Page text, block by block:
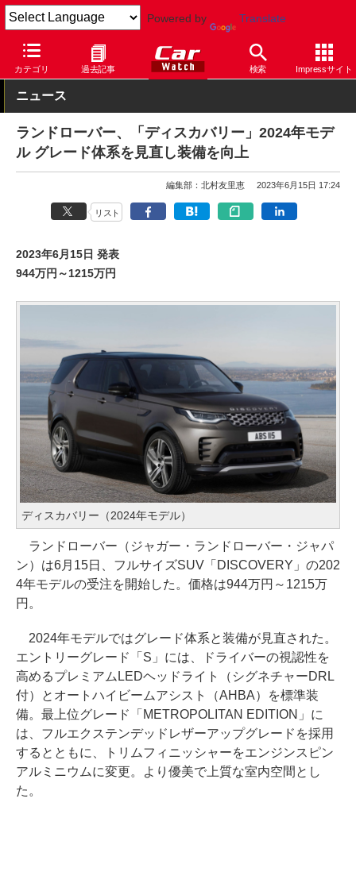
Powered by Translate
カテゴリ 過去記事 検索 Impressサイト
Car Watch 自動車 ランドローバー ディスカバリー
ニュース
ランドローバー、「ディスカバリー」2024年モデ
ル グレード体系を見直し装備を向上
編集部：北村友里恵 2023年6月15日 17:24
リスト
2023年6月15日 発表
944万円～1215万円
ディスカバリー（2024年モデル）
ランドローバー（ジャガー・ランドローバー・ジャパ
ン）は6月15日、フルサイズSUV「DISCOVERY」の202
4年モデルの受注を開始した。価格は944万円～1215万
円。
2024年モデルではグレード体系と装備が見直された。
エントリーグレード「S」には、ドライバーの視認性を
高めるプレミアムLEDヘッドライト（シグネチャーDRL
付）とオートハイビームアシスト（AHBA）を標準装
備。最上位グレード「METROPOLITAN EDITION」に
は、フルエクステンデッドレザーアップグレードを採用
するとともに、トリムフィニッシャーをエンジンスピン
アルミニウムに変更。より優美で上質な室内空間とし
た。